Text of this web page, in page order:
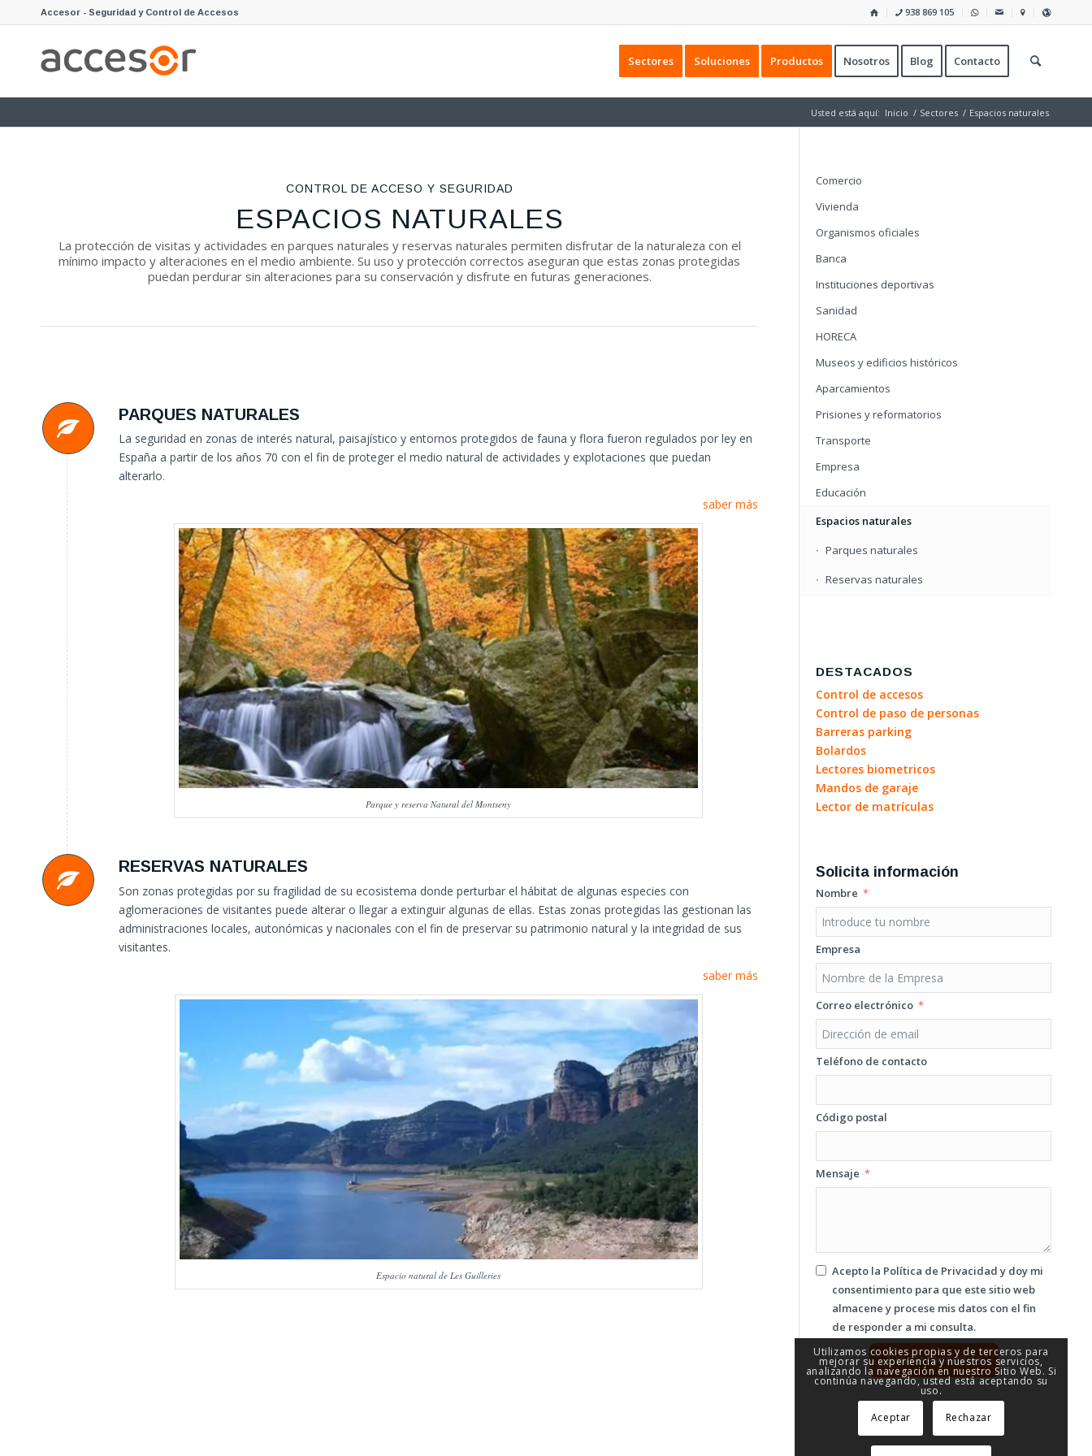
938 869 105
Accesor - Seguridad y Control de Accesos
Sectores Soluciones Productos Nosotros Blog Contacto
Usted está aquí: Inicio / Sectores / Espacios naturales
CONTROL DE ACCESO Y SEGURIDAD
ESPACIOS NATURALES
La protección de visitas y actividades en parques naturales y reservas naturales permiten disfrutar de la naturaleza con el
mínimo impacto y alteraciones en el medio ambiente. Su uso y protección correctos aseguran que estas zonas protegidas
puedan perdurar sin alteraciones para su conservación y disfrute en futuras generaciones.
PARQUES NATURALES
La seguridad en zonas de interés natural, paisajístico y entornos protegidos de fauna y flora fueron regulados por ley en
España a partir de los años 70 con el fin de proteger el medio natural de actividades y explotaciones que puedan
alterarlo.
saber más
Parque y reserva Natural del Montseny
RESERVAS NATURALES
Son zonas protegidas por su fragilidad de su ecosistema donde perturbar el hábitat de algunas especies con
aglomeraciones de visitantes puede alterar o llegar a extinguir algunas de ellas. Estas zonas protegidas las gestionan las
administraciones locales, autonómicas y nacionales con el fin de preservar su patrimonio natural y la integridad de sus
visitantes.
saber más
Espacio natural de Les Guilleries
Comercio
Vivienda
Organismos oficiales
Banca
Instituciones deportivas
Sanidad
HORECA
Museos y edificios históricos
Aparcamientos
Prisiones y reformatorios
Transporte
Empresa
Educación
Espacios naturales
Parques naturales
Reservas naturales
DESTACADOS
Control de accesos
Control de paso de personas
Barreras parking
Bolardos
Lectores biometricos
Mandos de garaje
Lector de matrículas
Solicita información
Nombre
Empresa
Correo electrónico
Teléfono de contacto
Código postal
Mensaje
Acepto la Política de Privacidad y doy mi
consentimiento para que este sitio web
almacene y procese mis datos con el fin
de responder a mi consulta.
Enviar formuario
Utilizamos cookies propias y de terceros para
mejorar su experiencia y nuestros servicios,
analizando la navegación en nuestro Sitio Web. Si
continúa navegando, usted está aceptando su
uso.
Aceptar
Rechazar